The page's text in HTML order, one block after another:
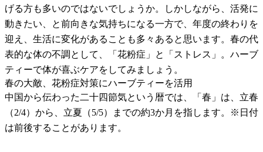
げる方も多いのではないでしょうか。しかしながら、活発に
動きたい、と前向きな気持ちになる一方で、年度の終わりを
迎え、生活に変化があることも多々あると思います。春の代
表的な体の不調として、「花粉症」と「ストレス」。ハーブ
ティーで体が喜ぶケアをしてみましょう。
春の大敵、花粉症対策にハーブティーを活用
中国から伝わった二十四節気という暦では、「春」は、立春
（2/4）から、立夏（5/5）までの約3か月を指します。※日付
は前後することがあります。